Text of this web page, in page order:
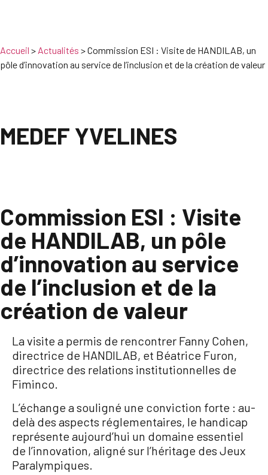
Accueil > Actualités >Commission ESI : Visite de HANDILAB, un
pôle d’innovation au service de l’inclusion et de la création de valeur
MEDEF YVELINES
Commission ESI : Visite
de HANDILAB, un pôle
d’innovation au service
de l’inclusion et de la
création de valeur
La visite a permis de rencontrer Fanny Cohen,
directrice de HANDILAB, et Béatrice Furon,
directrice des relations institutionnelles de
Fiminco.
L’échange a souligné une conviction forte : au-
delà des aspects réglementaires, le handicap
représente aujourd’hui un domaine essentiel
de l’innovation, aligné sur l’héritage des Jeux
Paralympiques.